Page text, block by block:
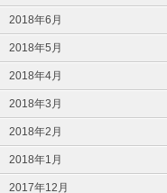
2018年6月
2018年5月
2018年4月
2018年3月
2018年2月
2018年1月
2017年12月